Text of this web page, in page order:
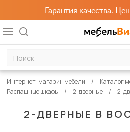
Гарантия качества.
2-ДВЕРНЫЕ В
Интернет-магазин мебели Каталог
Распашные шкафы
2-дверные 2-